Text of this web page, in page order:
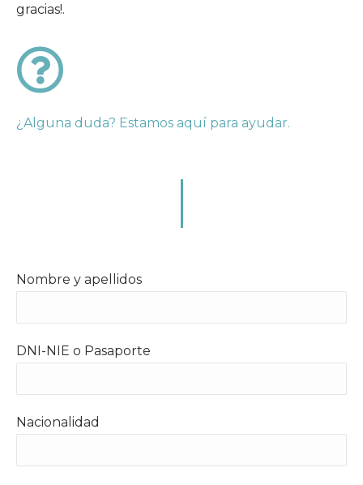
gracias!.
¿Alguna duda? Estamos aquí para ayudar.
Nombre y apellidos
DNI-NIE o Pasaporte
Nacionalidad